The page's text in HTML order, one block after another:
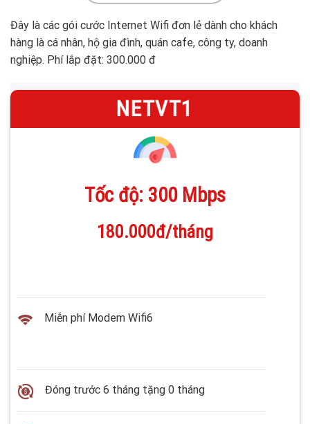
Đây là các gói cước Internet Wifi đơn lẻ dành cho khách
hàng là cá nhân, hộ gia đình, quán cafe, công ty, doanh
nghiệp. Phí lắp đặt: 300.000 đ
—
NETVT1
Tốc độ: 300 Mbps
180.000đ/tháng
Miễn phí Modem Wifi6
Đóng trước 6 tháng tặng 0 tháng